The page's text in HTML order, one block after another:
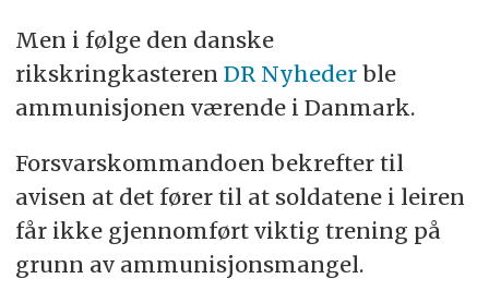
Men i følge den danske
rikskringkasteren DR Nyhederble
ammunisjonen værende i Danmark.
Forsvarskommandoen bekrefter til
avisen at det fører til at soldatene i leiren
får ikke gjennomført viktig trening på
grunn av ammunisjonsmangel.